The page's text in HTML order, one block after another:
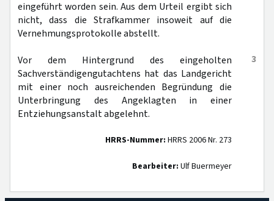
eingeführt worden sein. Aus dem Urteil ergibt sich
nicht, dass die Strafkammer insoweit auf die
Vernehmungsprotokolle abstellt.
3
Vor dem Hintergrund des eingeholten
Sachverständigengutachtens hat das Landgericht
mit einer noch ausreichenden Begründung die
Unterbringung des Angeklagten in einer
Entziehungsanstalt abgelehnt.
HRRS-Nummer: HRRS 2006 Nr. 273
Bearbeiter: Ulf Buermeyer